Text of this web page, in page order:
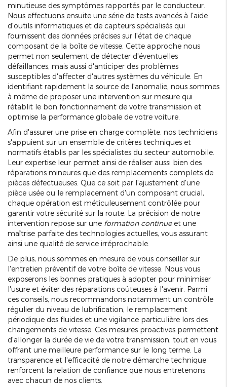
minutieuse des symptômes rapportés par le conducteur.
Nous effectuons ensuite une série de tests avancés à l'aide
d'outils informatiques et de capteurs spécialisés qui
fournissent des données précises sur l'état de chaque
composant de la boîte de vitesse. Cette approche nous
permet non seulement de détecter d'éventuelles
défaillances, mais aussi d'anticiper des problèmes
susceptibles d'affecter d'autres systèmes du véhicule. En
identifiant rapidement la source de l'anomalie, nous sommes
à même de proposer une intervention sur mesure qui
rétablit le bon fonctionnement de votre transmission et
optimise la performance globale de votre voiture.
Afin d'assurer une prise en charge complète, nos techniciens
s'appuient sur un ensemble de critères techniques et
normatifs établis par les spécialistes du secteur automobile.
Leur expertise leur permet ainsi de réaliser aussi bien des
réparations mineures que des remplacements complets de
pièces défectueuses. Que ce soit par l'ajustement d'une
pièce usée ou le remplacement d'un composant crucial,
chaque opération est méticuleusement contrôlée pour
garantir votre sécurité sur la route. La précision de notre
intervention repose sur une formation continueet une
maîtrise parfaite des technologies actuelles, vous assurant
ainsi une qualité de service irréprochable.
De plus, nous sommes en mesure de vous conseiller sur
l'entretien préventif de votre boîte de vitesse. Nous vous
exposerons les bonnes pratiques à adopter pour minimiser
l'usure et éviter des réparations coûteuses à l'avenir. Parmi
ces conseils, nous recommandons notamment un contrôle
régulier du niveau de lubrification, le remplacement
périodique des fluides et une vigilance particulière lors des
changements de vitesse. Ces mesures proactives permettent
d'allonger la durée de vie de votre transmission, tout en vous
offrant une meilleure performance sur le long terme. La
transparence et l'efficacité de notre démarche technique
renforcent la relation de confiance que nous entretenons
avec chacun de nos clients.